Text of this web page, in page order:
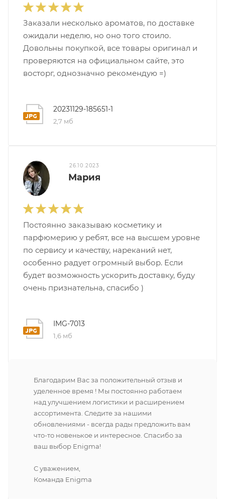
Заказали несколько ароматов, по доставке
ожидали неделю, но оно того стоило.
Довольны покупкой, все товары оригинал и
проверяются на официальном сайте, это
восторг, однозначно рекомендую =)
20231129-185651-1
2,7 мб
26.10.2023
Мария
Постоянно заказываю косметику и
парфюмерию у ребят, все на высшем уровне
по сервису и качеству, нареканий нет,
особенно радует огромный выбор. Если
будет возможность ускорить доставку, буду
очень признательна, спасибо )
IMG-7013
1,6 мб
Благодарим Вас за положительный отзыв и
уделенное время ! Мы постоянно работаем
над улучшением логистики и расширением
ассортимента. Следите за нашими
обновлениями - всегда рады предложить вам
что-то новенькое и интересное. Спасибо за
ваш выбор Enigma!
С уважением,
Команда Enigma